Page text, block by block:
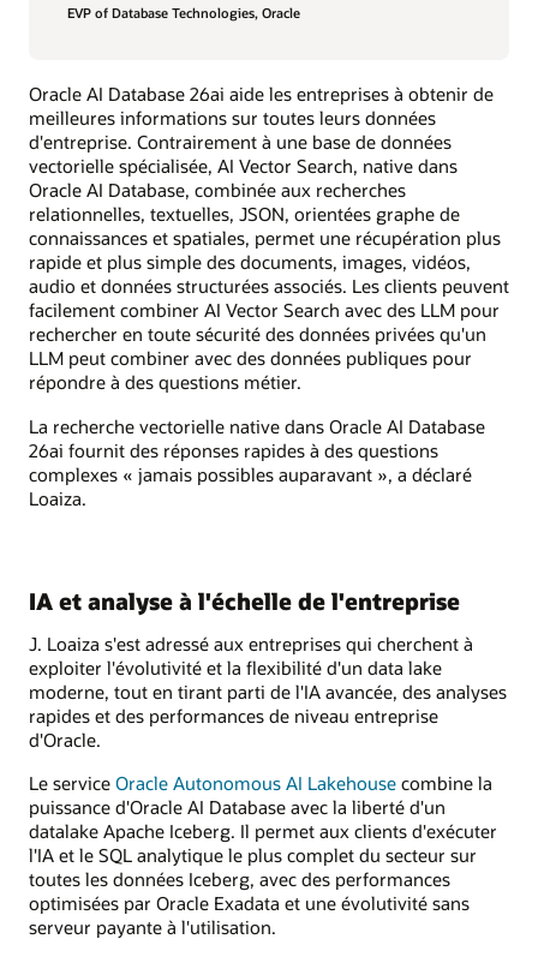
EVP of Database Technologies, Oracle
Oracle AI Database 26ai aide les entreprises à obtenir de
meilleures informations sur toutes leurs données
d'entreprise. Contrairement à une base de données
vectorielle spécialisée, AI Vector Search, native dans
Oracle AI Database, combinée aux recherches
relationnelles, textuelles, JSON, orientées graphe de
connaissances et spatiales, permet une récupération plus
rapide et plus simple des documents, images, vidéos,
audio et données structurées associés. Les clients peuvent
facilement combiner AI Vector Search avec des LLM pour
rechercher en toute sécurité des données privées qu'un
LLM peut combiner avec des données publiques pour
répondre à des questions métier.
La recherche vectorielle native dans Oracle AI Database
26ai fournit des réponses rapides à des questions
complexes « jamais possibles auparavant », a déclaré
Loaiza.
IA et analyse à l'échelle de l'entreprise
J. Loaiza s'est adressé aux entreprises qui cherchent à
exploiter l'évolutivité et la flexibilité d'un data lake
moderne, tout en tirant parti de l'IA avancée, des analyses
rapides et des performances de niveau entreprise
d'Oracle.
Le service Oracle Autonomous AI Lakehouse combine la
puissance d'Oracle AI Database avec la liberté d'un
datalake Apache Iceberg. Il permet aux clients d'exécuter
l'IA et le SQL analytique le plus complet du secteur sur
toutes les données Iceberg, avec des performances
optimisées par Oracle Exadata et une évolutivité sans
serveur payante à l'utilisation.